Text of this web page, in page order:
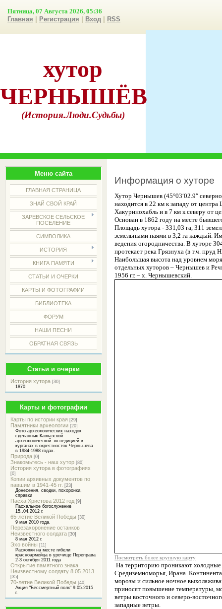
Пятница, 07 Августа 2026, 05:36
Главная
Регистрация Вход RSS
хутор
ЧЕРНЫШЁВ
(История.Люди.Судьбы)
Меню сайта
ГЛАВНАЯ СТРАНИЦА
ЗНАЙ СВОЙ КРАЙ
ЗАРЕВСКОЕ СЕЛЬСКОЕ
ПОСЕЛЕНИЕ
СИМВОЛИКА
ИСТОРИЯ
КНИГА ПАМЯТИ
СТАТЬИ И ОЧЕРКИ
КАРТЫ И ФОТОГРАФИИ
БИБЛИОТЕКА
ФОРУМ
НАШИ ПЕСНИ
ОБРАТНАЯ СВЯЗЬ
Статьи и очерки
История хутора [30]
1870
Карты и фотографии
Карты по истории края [29]
Памятники археологии [20]
Фото археологических находок
сделанных Кавказской
археологической экспедицией в
курганах в окрестностях Чернышева
в 1984-1988 годах.
Природа [0]
Знакомьтесь - наш хутор [80]
История хутора в фотографиях
[0]
Копии архивных документов по
павшим в 1941-45 гг. [23]
Донесения, сводки, похоронки,
справки
Пасха Христова 2012 год [9]
Пасхальное богослужение
15..04.2012 г.
65-летие Великой Победы [30]
9 мая 2010 года.
Перезахоронение останков
Неизвестного солдата [30]
8 мая 2012 г.
Эхо войны [11]
Раскопки на месте гибели
красноармейца в урочище Переправа
2-3 октября 2011 года
Открытие памятного знака
Неизвестному солдату 8.05.2013
[35]
70-летие Великой Победы [40]
Акция "Бессмертный полк" 9.05.2015
г.
Информация о хуторе
Хутор Чернышев (45°03′02.9″
находится в 22 км к западу от
Хакуринохабль и в 7 км к северу от
Основан в 1862 году на месте
Площадь хутора - 331,03 га, 311
земельными паями в 3,2 га каждый.
ведения огородничества. В хуторе
протекает река Грязнуха (в т.ч. пруд
Наибольшая высота над уровнем
отдельных хуторов – Чернышев и
1956 гг. – х. Чернышевский.
Посмотреть более крупную карту
На территорию проникают
Средиземноморья, Ирана.
морозы и сильное ночное
приносят повышение температуры,
ветры восточного и северо-
западные ветры.